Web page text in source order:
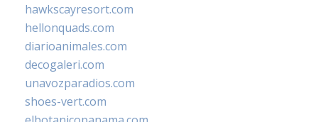
hawkscayresort.com
hellonquads.com
diarioanimales.com
decogaleri.com
unavozparadios.com
shoes-vert.com